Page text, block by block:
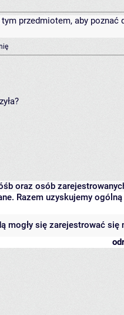
przedmiotem, aby poznać
oraz osób
Razem uzyskujemy
mogły się zarejestrować się